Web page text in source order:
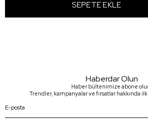
Haberdar Olun
Haber bültenimize abone
Trendler, kampanyalar ve fırsatlar hakkında